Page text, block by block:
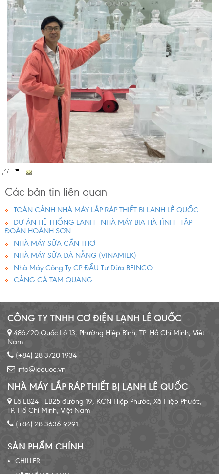
Các bản tin liên quan
TOÀN CẢNH NHÀ MÁY LẮP RÁP THIẾT BỊ LẠNH LÊ QUỐC
DỰ ÁN HỆ THỐNG LẠNH - NHÀ MÁY BIA HÀ TĨNH - TẬP
ĐOÀN HOÀNH SƠN
NHÀ MÁY SỮA CẦN THƠ
NHÀ MÁY SỮA ĐÀ NẴNG (VINAMILK)
Nhà Máy Công Ty CP ĐẦU Tư Dừa BEINCO
CẢNG CÁ TAM QUANG
CÔNG TY TNHH CƠ ĐIỆN LẠNH LÊ QUỐC
486/20 Quốc Lộ 13, Phường Hiệp Bình, TP. Hồ Chí Minh, Việt
Nam
(+84) 28 3720 1934
info@lequoc.vn
NHÀ MÁY LẮP RÁP THIẾT BỊ LẠNH LÊ QUỐC
Lô EB24 - EB25 đường 19, KCN Hiệp Phước, Xã Hiệp Phước,
TP. Hồ Chí Minh, Việt Nam
(+84) 28 3636 9291
SẢN PHẨM CHÍNH
CHILLER